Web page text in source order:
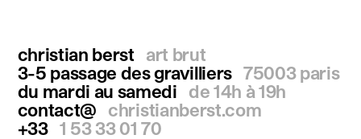
christian berst
art brut
3-5 passage des gravilliers 75003 paris
du mardi au samedi
de 14h à 19h
contact@
christianberst.com
+33 1 53 33 01 70